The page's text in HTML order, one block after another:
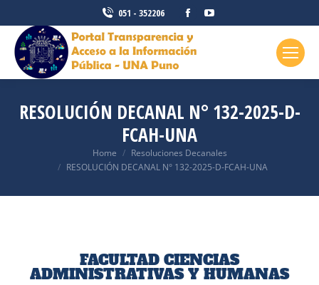
051 - 352206
RESOLUCIÓN DECANAL N° 132-2025-D-
FCAH-UNA
Home
Resoluciones Decanales
RESOLUCIÓN DECANAL N° 132-2025-D-FCAH-UNA
FACULTAD CIENCIAS
ADMINISTRATIVAS Y HUMANAS